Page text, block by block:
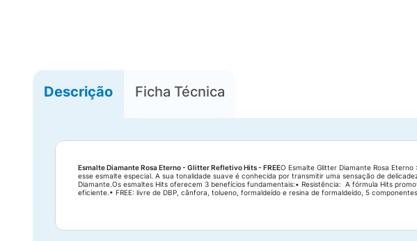
Descrição Ficha Técnica
Esmalte Diamante Rosa Eterno - Glitter Refletivo Hits - FREEO Esmalte Glitter Diamante Rosa
esse esmalte especial. A sua tonalidade suave é conhecida por transmitir uma sensação de
Diamante.Os esmaltes Hits oferecem 3 benefícios fundamentais:• Resistência: A fórmula Hits
eficiente.• FREE: livre de DBP, cânfora, tolueno, formaldeído e resina de formaldeído, 5